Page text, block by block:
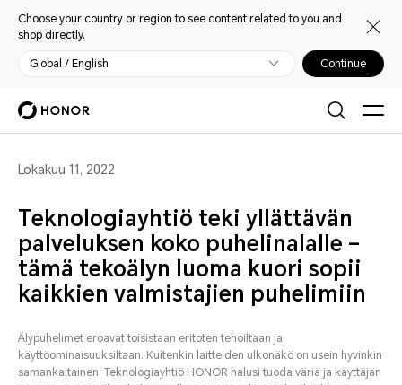
Choose your country or region to see content related to you and
shop directly.
Global / English Continue
Lokakuu 11, 2022
Teknologiayhtiö teki yllättävän
palveluksen koko puhelinalalle –
tämä tekoälyn luoma kuori sopii
kaikkien valmistajien puhelimiin
Älypuhelimet eroavat toisistaan eritoten tehoiltaan ja
käyttöominaisuuksiltaan. Kuitenkin laitteiden ulkonäkö on usein hyvinkin
samankaltainen. Teknologiayhtiö HONOR halusi tuoda väriä ja käyttäjän